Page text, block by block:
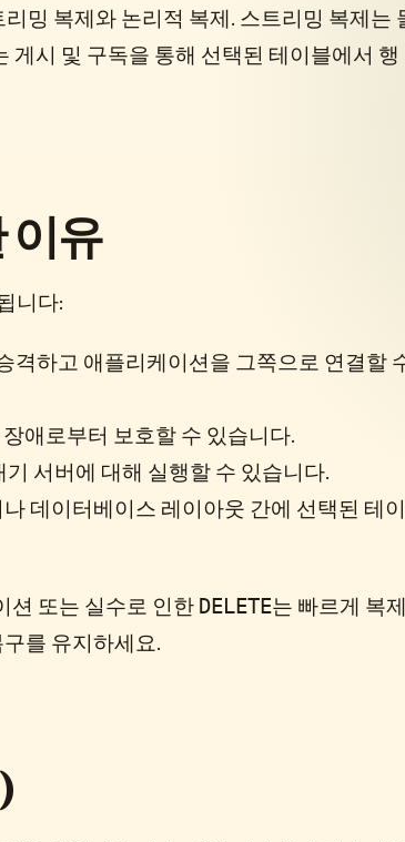
밍 복제와 논리적 복제. 스트리밍 복제는
게시 및 구독을 통해 선택된 테이블에서 행
이유
니다:
격하고 애플리케이션을 그쪽으로 연결할
애로부터 보호할 수 있습니다.
서버에 대해 실행할 수 있습니다.
데이터베이스 레이아웃 간에 선택된 테이
션 또는 실수로 인한 DELETE는 빠르게 복제
를 유지하세요.